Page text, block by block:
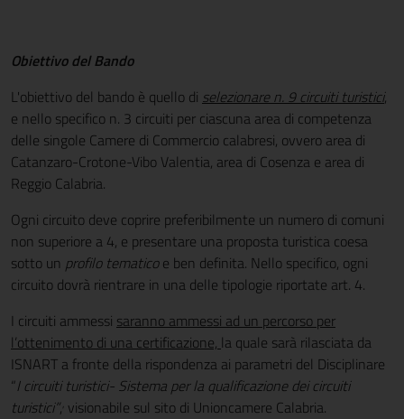
Obiettivo del Bando
L'obiettivo del bando è quello di selezionare n. 9 circuiti turistici,
e nello specifico n. 3 circuiti per ciascuna area di competenza
delle singole Camere di Commercio calabresi, ovvero area di
Catanzaro-Crotone-Vibo Valentia, area di Cosenza e area di
Reggio Calabria.
Ogni circuito deve coprire preferibilmente un numero di comuni
non superiore a 4, e presentare una proposta turistica coesa
sotto un profilo tematicoe ben definita. Nello specifico, ogni
circuito dovrà rientrare in una delle tipologie riportate art. 4.
I circuiti ammessi saranno ammessi ad un percorso per
l’ottenimento di una certificazione, la quale sarà rilasciata da
ISNART a fronte della rispondenza ai parametri del Disciplinare
“I circuiti turistici- Sistema per la qualificazione dei circuiti
turistici”,, visionabile sul sito di Unioncamere Calabria.